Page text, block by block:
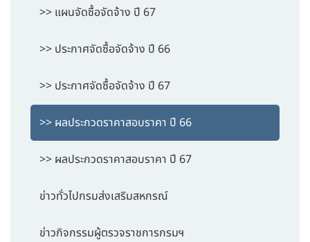
>> แผนจัดซื้อจัดจ้าง ปี 67
>> ประกาศจัดซื้อจัดจ้าง ปี 66
>> ประกาศจัดซื้อจัดจ้าง ปี 67
>> ผลประกวดราคาสอบราคา ปี 66
>> ผลประกวดราคาสอบราคา ปี 67
ข่าวทั่วไปกรมส่งเสริมสหกรณ์
ข่าวกิจกรรมผู้ตรวจราชการกรมฯ